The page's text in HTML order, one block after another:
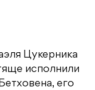
Цукерника
исполнили
его